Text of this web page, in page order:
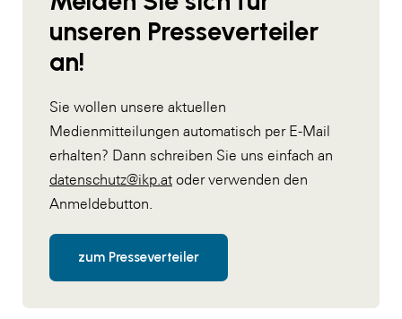
unseren Presseverteiler
an!
Sie wollen unsere aktuellen
Medienmitteilungen automatisch per E-Mail
erhalten? Dann schreiben Sie uns einfach an
datenschutz@ikp.at oder verwenden den
Anmeldebutton.
zum Presseverteiler